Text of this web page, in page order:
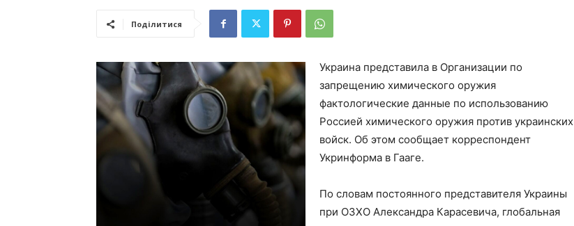
Поділитися
Украина представила в Организации по
запрещению химического оружия
фактологические данные по использованию
Россией химического оружия против украинских
войск. Об этом сообщает корреспондент
Укринформа в Гааге.
По словам постоянного представителя Украины
при ОЗХО Александра Карасевича, глобальная